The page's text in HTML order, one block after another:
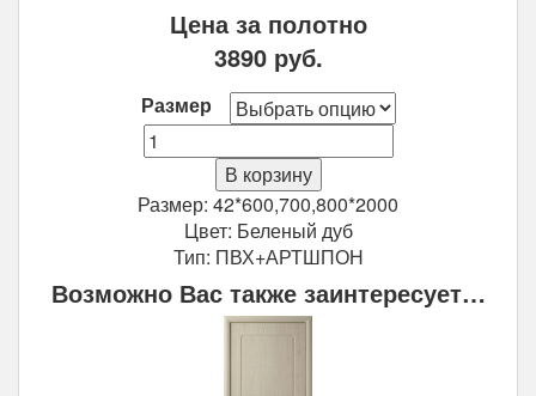
Цена за полотно
3890 руб.
Размер
Количество
Межкомнатная
Фрегат
Флоренция
Беленый
В корзину
Размер: 42*600,700,800*2000
Цвет: Беленый дуб
Тип: ПВХ+АРТШПОН
Возможно Вас также заинтересует…